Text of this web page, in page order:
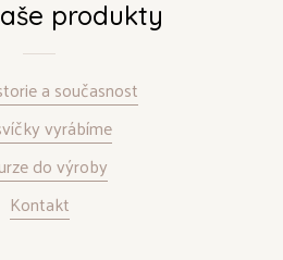
produkty
a současnost
vyrábíme
do výroby
Kontakt